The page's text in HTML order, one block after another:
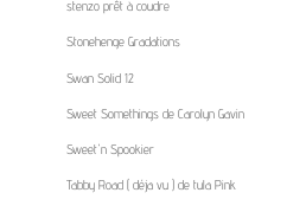
stenzo prêt à coudre
Stonehenge Gradations
Swan Solid 12
Sweet Somethings de Carolyn Gavin
Sweet'n Spookier
Tabby Road ( déja vu ) de tula Pink